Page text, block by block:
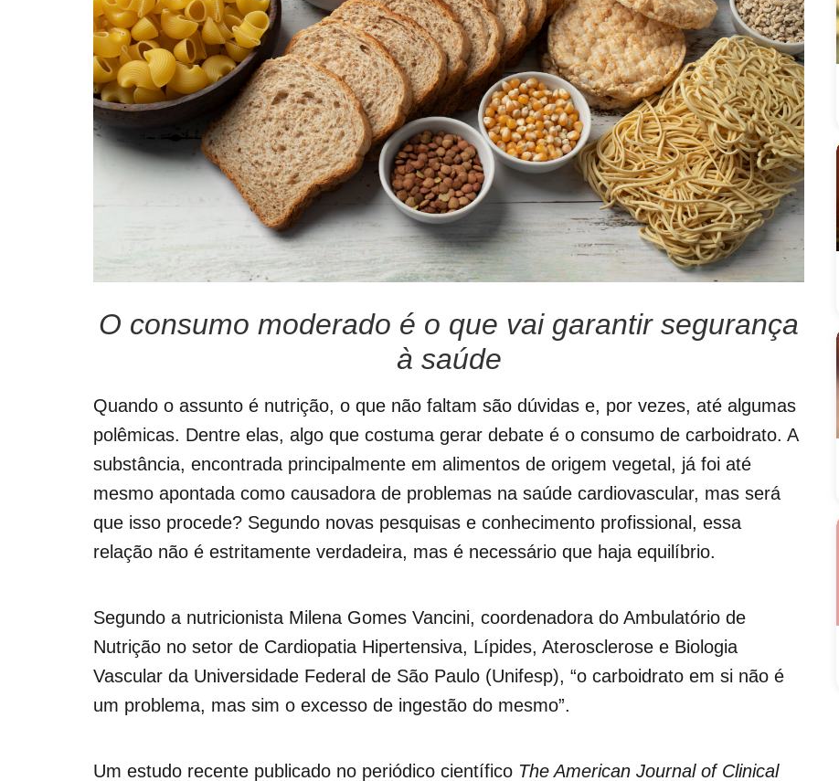
O consumo moderado é o que vai garantir segurança
à saúde
Quando o assunto é nutrição, o que não faltam são dúvidas e, por vezes, até algumas
polêmicas. Dentre elas, algo que costuma gerar debate é o consumo de carboidrato. A
substância, encontrada principalmente em alimentos de origem vegetal, já foi até
mesmo apontada como causadora de problemas na saúde cardiovascular, mas será
que isso procede? Segundo novas pesquisas e conhecimento profissional, essa
relação não é estritamente verdadeira, mas é necessário que haja equilíbrio.
Segundo a nutricionista Milena Gomes Vancini, coordenadora do Ambulatório de
Nutrição no setor de Cardiopatia Hipertensiva, Lípides, Aterosclerose e Biologia
Vascular da Universidade Federal de São Paulo (Unifesp), “o carboidrato em si não é
um problema, mas sim o excesso de ingestão do mesmo”.
Um estudo recente publicado no periódico científico The American Journal of Clinical